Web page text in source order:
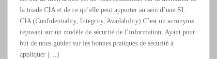
la triade CIA et de ce qu’elle peut apporter au sein d’une SI.
CIA (Confidentiality, Integrity, Availability) C’est un acronyme
reposant sur un modèle de sécurité de l’information. Ayant pour
but de nous guider sur les bonnes pratiques de sécurité à
appliquer […]